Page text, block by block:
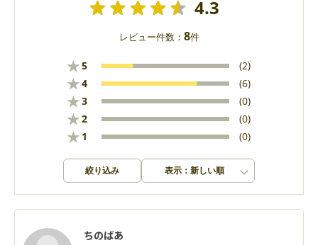
4.3
レビュー件数： 8件
★5 (2)
★4 (6)
★3 (0)
★2 (0)
★ 1 (0)
絞り込み 表示：新しい順
ちのばあ